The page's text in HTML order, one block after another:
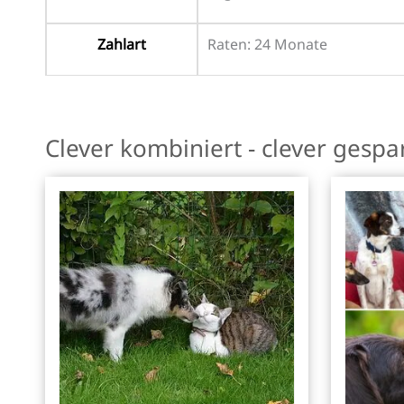
Zahlart Raten: 24 Monate
Clever kombiniert - clever
Dieses
Produkt
weist
mehrere
Varianten
auf.
Die
Optionen
können
auf